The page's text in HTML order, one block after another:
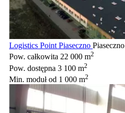
Logistics Point Piaseczno Piaseczno
Pow. całkowita 22 000 m2
Pow. dostępna 3 100 m2
Min. modułod 1 000 m2